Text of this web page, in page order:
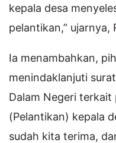
kepala desa
pelantikan,” ujarnya,
Ia menambahkan,
menindaklanjuti
Dalam Negeri terkait
(Pelantikan) kepala
sudah kita terima,